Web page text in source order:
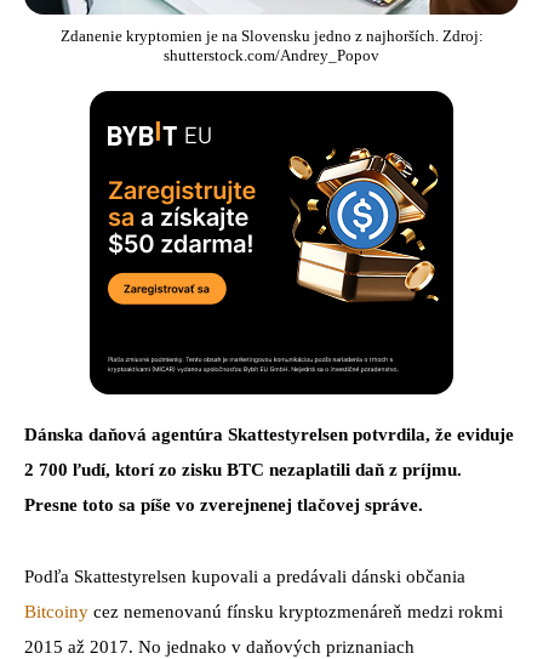
Zdanenie kryptomien je na Slovensku jedno z najhorších. Zdroj:
shutterstock.com/Andrey_Popov
Dánska daňová agentúra Skattestyrelsen potvrdila, že eviduje
2 700 ľudí, ktorí zo zisku BTC nezaplatili daň z príjmu.
Presne toto sa píše vo zverejnenej tlačovej správe.
Podľa Skattestyrelsen kupovali a predávali dánski občania
Bitcoiny cez nemenovanú fínsku kryptozmenáreň medzi rokmi
2015 až 2017. No jednako v daňových priznaniach